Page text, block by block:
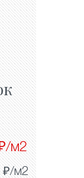
м2
₽/м2